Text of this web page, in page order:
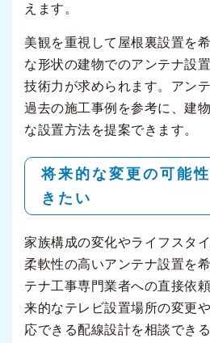
えます。
美観を重視して屋根裏設置を
な形状の建物でのアンテナ設
技術力が求められます。アン
過去の施工事例を参考に、建
な設置方法を提案できます。
将来的な変更の可能
きたい
家族構成の変化やライフスタ
柔軟性の高いアンテナ設置を
テナ工事専門業者への直接依
来的なテレビ設置場所の変更
応できる配線設計を相談できる